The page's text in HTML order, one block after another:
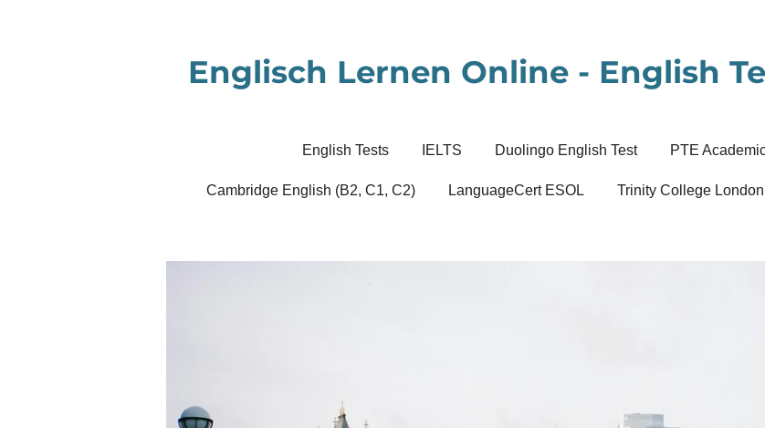
Englisch Lernen Online - English
English Tests IELTS Duolingo English Test PTE
Cambridge English (B2, C1, C2) LanguageCert ESOL Trinity College London